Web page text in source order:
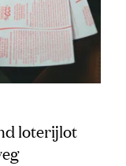
loterijlot